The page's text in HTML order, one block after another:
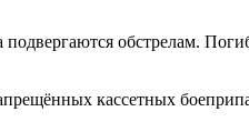
обстрелам.
кассетных